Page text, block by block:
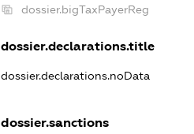
dossier.bigTaxPayerReg
dossier.declarations.title
dossier.declarations.noData
dossier.sanctions